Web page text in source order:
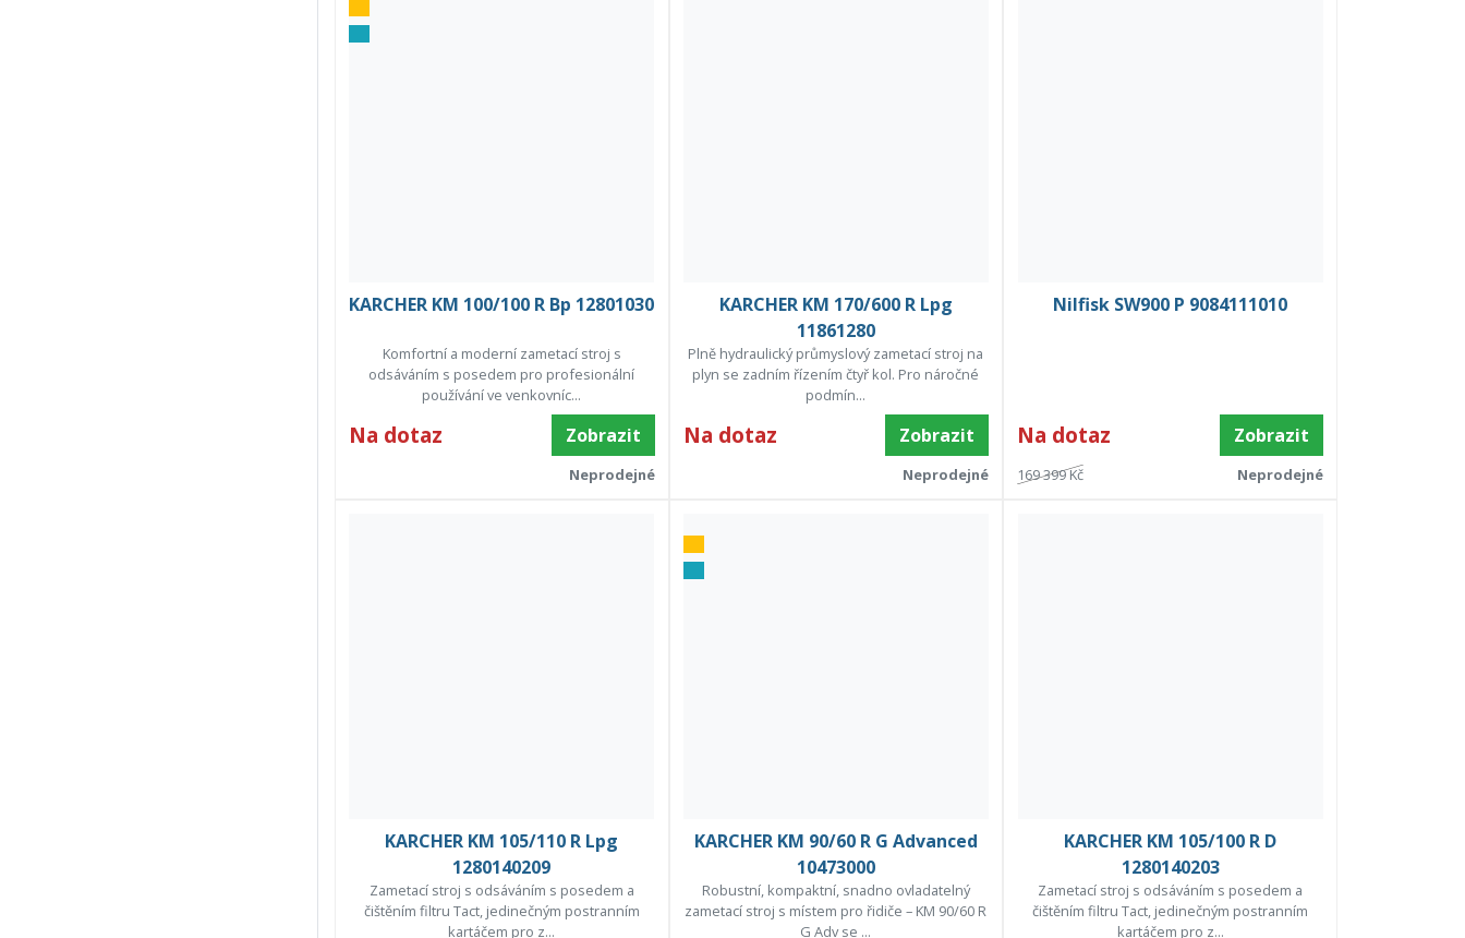
KARCHER KM 100/100 R Bp 12801030
Komfortní a moderní zametací stroj s
odsáváním s posedem pro profesionální
používání ve venkovníc...
Na dotaz Zobrazit
Neprodejné
KARCHER KM 170/600 R Lpg
11861280
Plně hydraulický průmyslový zametací stroj na
plyn se zadním řízením čtyř kol. Pro náročné
podmín...
Na dotaz Zobrazit
Neprodejné
Nilfisk SW900 P 9084111010
Na dotaz Zobrazit
169 399 Kč Neprodejné
KARCHER KM 105/110 R Lpg
1280140209
Zametací stroj s odsáváním s posedem a
čištěním filtru Tact, jedinečným postranním
kartáčem pro z...
KARCHER KM 90/60 R G Advanced
10473000
Robustní, kompaktní, snadno ovladatelný
zametací stroj s místem pro řidiče – KM 90/60 R
G Adv se ...
KARCHER KM 105/100 R D
1280140203
Zametací stroj s odsáváním s posedem a
čištěním filtru Tact, jedinečným postranním
kartáčem pro z...